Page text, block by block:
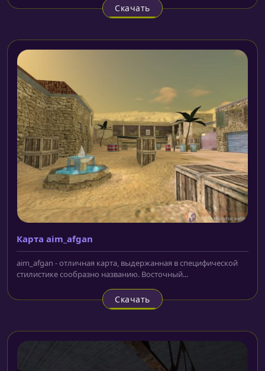
Скачать
Карта aim_afgan
aim_afgan - отличная карта, выдержанная в специфической
стилистике сообразно названию. Восточный...
Скачать